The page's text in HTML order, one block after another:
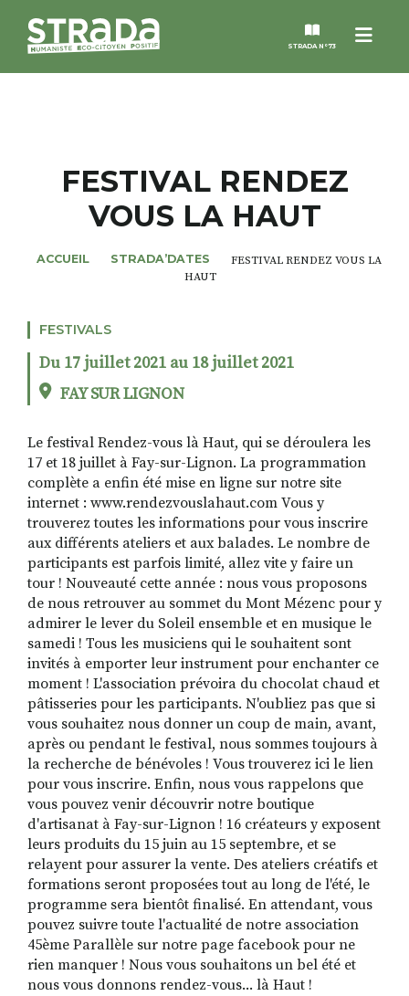
Menu
STRADA N°73
MAGAZINES
NOS THÈMES
ALTER STRADA
ROSÉE DE MAI
RECHERCHER
S'ABONNER
S'INSCRIRE À LA NEWSLETTER
FACEBOOKINSTAGRAMLINKEDIN
FESTIVAL RENDEZ
VOUS LA HAUT
ACCUEIL STRADA’DATES
FESTIVAL RENDEZ VOUS LA
HAUT
FESTIVALS
Du 17 juillet 2021 au 18 juillet 2021
FAY SUR LIGNON
Le festival Rendez-vous là Haut, qui se déroulera les
17 et 18 juillet à Fay-sur-Lignon. La programmation
complète a enfin été mise en ligne sur notre site
internet : www.rendezvouslahaut.com Vous y
trouverez toutes les informations pour vous inscrire
aux différents ateliers et aux balades. Le nombre de
participants est parfois limité, allez vite y faire un
tour ! Nouveauté cette année : nous vous proposons
de nous retrouver au sommet du Mont Mézenc pour y
admirer le lever du Soleil ensemble et en musique le
samedi ! Tous les musiciens qui le souhaitent sont
invités à emporter leur instrument pour enchanter ce
moment ! L'association prévoira du chocolat chaud et
pâtisseries pour les participants. N'oubliez pas que si
vous souhaitez nous donner un coup de main, avant,
après ou pendant le festival, nous sommes toujours à
la recherche de bénévoles ! Vous trouverez ici le lien
pour vous inscrire. Enfin, nous vous rappelons que
vous pouvez venir découvrir notre boutique
d'artisanat à Fay-sur-Lignon ! 16 créateurs y exposent
leurs produits du 15 juin au 15 septembre, et se
relayent pour assurer la vente. Des ateliers créatifs et
formations seront proposées tout au long de l'été, le
programme sera bientôt finalisé. En attendant, vous
pouvez suivre toute l'actualité de notre association
45ème Parallèle sur notre page facebook pour ne
rien manquer ! Nous vous souhaitons un bel été et
nous vous donnons rendez-vous... là Haut !